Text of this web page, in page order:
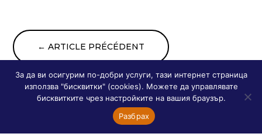
←ARTICLE PRÉCÉDENT
ARTICLE SUIVANT→
За да ви осигурим по-добри услуги, тази интернет страница
използва "бисквитки" (cookies). Можете да управлявате
бисквитките чрез настройките на вашия браузър.
Разбрах